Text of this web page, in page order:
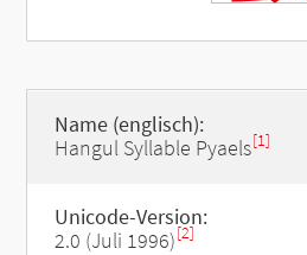
Name (englisch):
Hangul Syllable Pyaels[1]
Unicode-Version:
2.0 (Juli 1996)[2]